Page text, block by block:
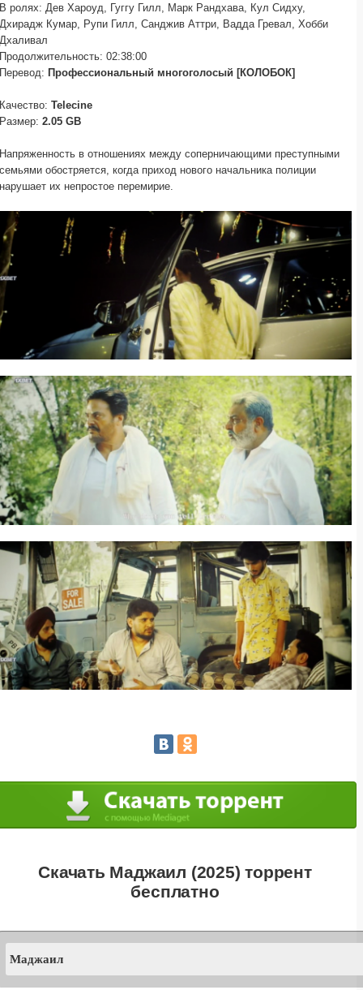
В ролях: Дев Хароуд, Гуггу Гилл, Марк Рандхава, Кул Сидху,
Дхирадж Кумар, Рупи Гилл, Санджив Аттри, Вадда Гревал, Хобби
Дхаливал
Продолжительность: 02:38:00
Перевод: Профессиональный многоголосый [КОЛОБОК]
Качество: Telecine
Размер: 2.05 GB
Напряженность в отношениях между соперничающими преступными
семьями обостряется, когда приход нового начальника полиции
нарушает их непростое перемирие.
Скачать Маджаил (2025) торрент
бесплатно